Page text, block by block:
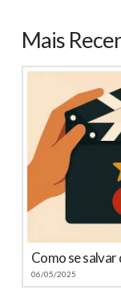
Mais
Como se
06/05/2025